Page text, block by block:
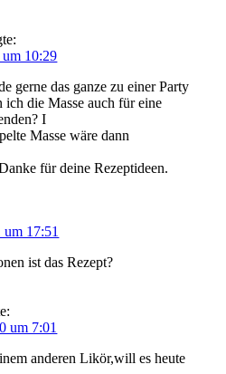
10:29
gerne das ganze zu einer Party
die Masse auch für eine
I
Masse wäre dann
für deine Rezeptideen.
17:51
ist das Rezept?
um 7:01
anderen Likör,will es heute